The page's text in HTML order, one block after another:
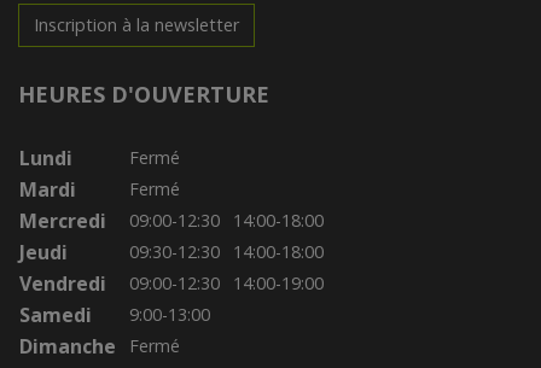
Inscription à la newsletter
HEURES D'OUVERTURE
Lundi Fermé
Mardi Fermé
Mercredi 09:00-12:30 14:00-18:00
Jeudi 09:30-12:30 14:00-18:00
Vendredi 09:00-12:30 14:00-19:00
Samedi 9:00-13:00
Dimanche Fermé